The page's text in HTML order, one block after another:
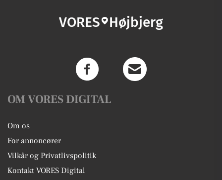
VORES Højbjerg
OM VORES DIGITAL
Om os
For annoncører
Vilkår og Privatlivspolitik
Kontakt VORES Digital